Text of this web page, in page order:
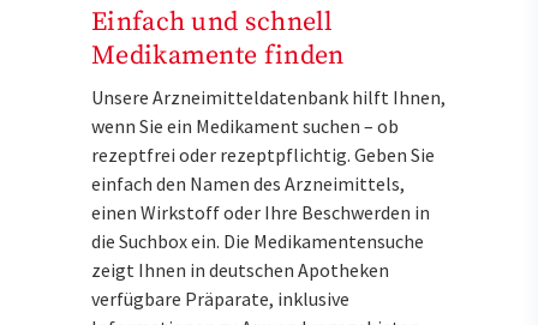
Einfach und schnell
Medikamente finden
Unsere Arzneimitteldatenbank hilft Ihnen,
wenn Sie ein Medikament suchen – ob
rezeptfrei oder rezeptpflichtig. Geben Sie
einfach den Namen des Arzneimittels,
einen Wirkstoff oder Ihre Beschwerden in
die Suchbox ein. Die Medikamentensuche
zeigt Ihnen in deutschen Apotheken
verfügbare Präparate, inklusive